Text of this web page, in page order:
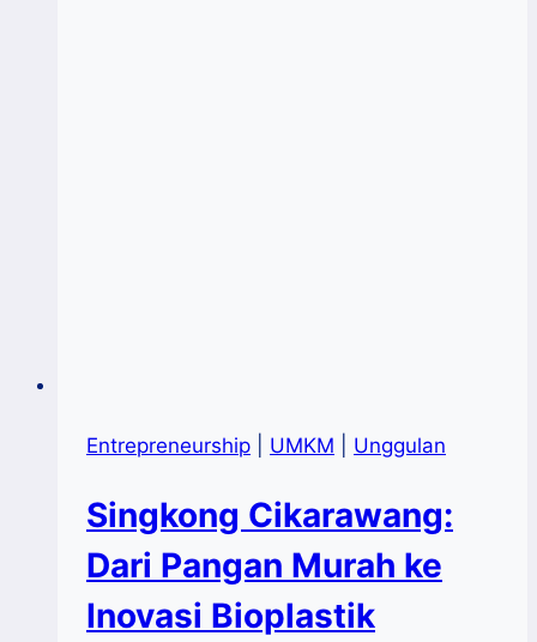
Entrepreneurship UMKM Unggulan
Singkong Cikarawang:
Dari Pangan Murah ke
Inovasi Bioplastik